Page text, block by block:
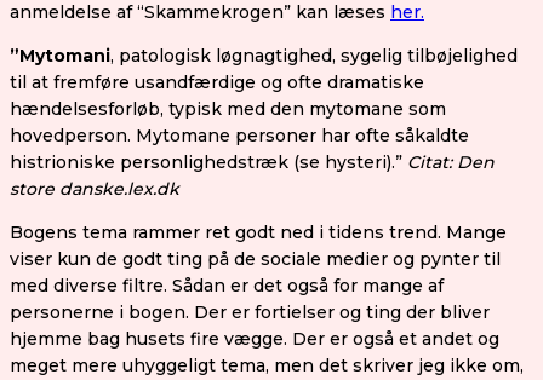
anmeldelse af “Skammekrogen” kan læses her.
”Mytomani, patologisk løgnagtighed, sygelig tilbøjelighed
til at fremføre usandfærdige og ofte dramatiske
hændelsesforløb, typisk med den mytomane som
hovedperson. Mytomane personer har ofte såkaldte
histrioniske personlighedstræk (se hysteri).” Citat: Den
store danske.lex.dk
Bogens tema rammer ret godt ned i tidens trend. Mange
viser kun de godt ting på de sociale medier og pynter til
med diverse filtre. Sådan er det også for mange af
personerne i bogen. Der er fortielser og ting der bliver
hjemme bag husets fire vægge. Der er også et andet og
meget mere uhyggeligt tema, men det skriver jeg ikke om,